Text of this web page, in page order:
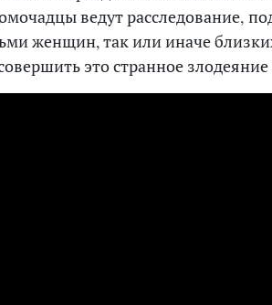
ведут расследование,
женщин, так или иначе
это странное